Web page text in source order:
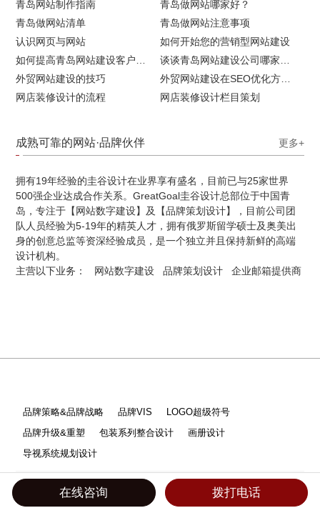
青岛网站制作指南
青岛做网站哪家好？
青岛做网站清单
青岛做网站注意事项
认识网页与网站
如何开始您的营销型网站建设
外贸网站建设的技巧
网店装修设计的流程
网店装修设计栏目策划
成熟可靠的网站·品牌伙伴 更多+
拥有19年经验的圭谷设计在业界享有盛名，目前已与25家世界
500强企业达成合作关系。GreatGoal圭谷设计总部位于中国青
岛，专注于【网站数字建设】及【品牌策划设计】，目前公司团
队人员经验为5-19年的精英人才，拥有俄罗斯留学硕士及奥美出
身的创意总监等资深经验成员，是一个独立并且保持新鲜的高端
设计机构。
主营以下业务： 网站数字建设 品牌策划设计 企业邮箱提供商
在线咨询 拨打电话
品牌策略&品牌战略 品牌VIS
LOGO超级符号
品牌升级&重塑
包装系列整合设计
画册设计
导视系统规划设计
网站全案建设 品宣&集团&外贸 购物商城开发
小程序开发
分销系统开发
品牌线上线下联合推广 企业邮箱搭建